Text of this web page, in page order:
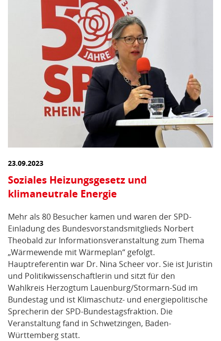
23.09.2023
Soziales Heizungsgesetz und
klimaneutrale Energie
Mehr als 80 Besucher kamen und waren der SPD-
Einladung des Bundesvorstandsmitglieds Norbert
Theobald zur Informationsveranstaltung zum Thema
„Wärmewende mit Wärmeplan“ gefolgt.
Hauptreferentin war Dr. Nina Scheer vor. Sie ist Juristin
und Politikwissenschaftlerin und sitzt für den
Wahlkreis Herzogtum Lauenburg/Stormarn-Süd im
Bundestag und ist Klimaschutz- und energiepolitische
Sprecherin der SPD-Bundestagsfraktion. Die
Veranstaltung fand in Schwetzingen, Baden-
Württemberg statt.